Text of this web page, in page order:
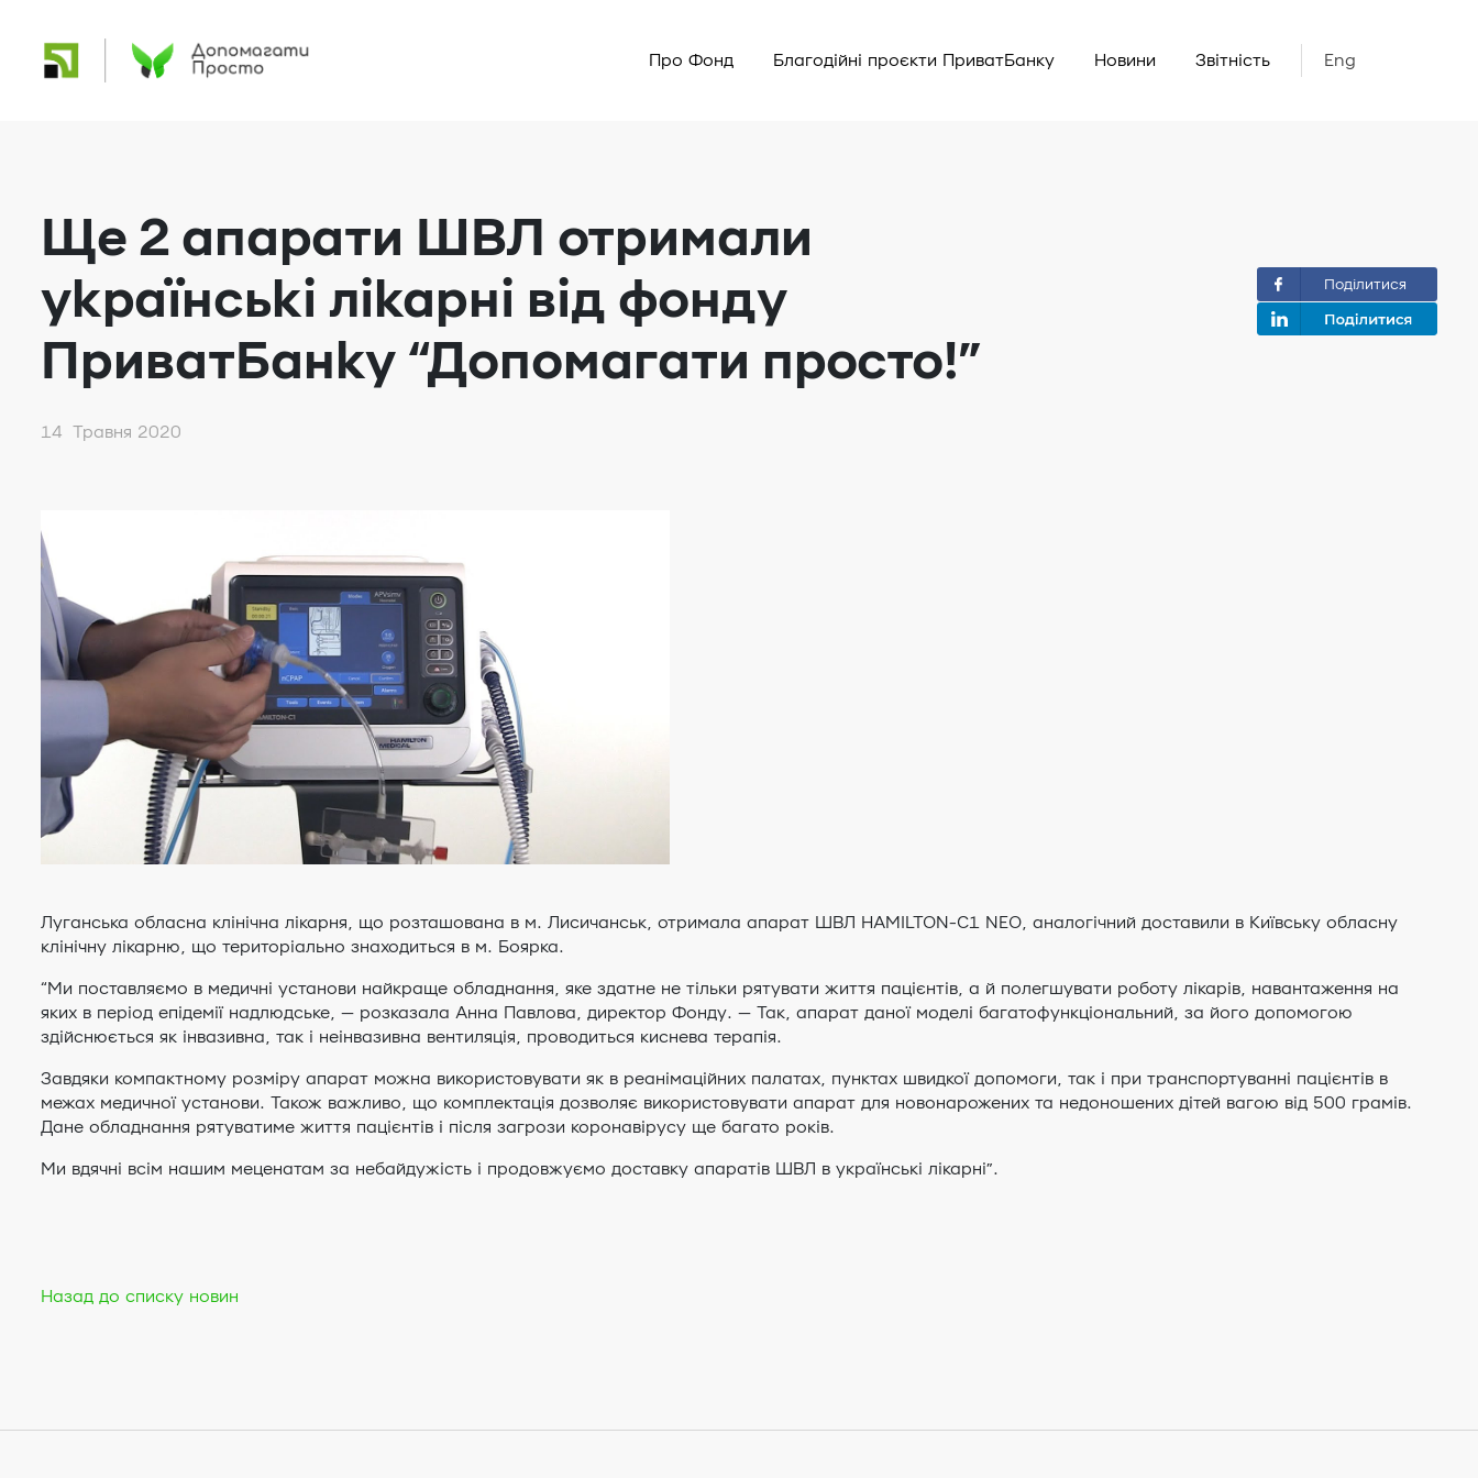
Про Фонд Благодійні проєкти ПриватБанку Новини Звітність Eng
Ще 2 апарати ШВЛ отримали
українські лікарні від фонду
ПриватБанку “Допомагати просто!”
Поділитися
14 Травня 2020
Луганська обласна клінічна лікарня, що розташована в м. Лисичанськ, отримала апарат ШВЛ HAMILTON-C1 NEO, аналогічний доставили в Київську обласну
клінічну лікарню, що територіально знаходиться в м. Боярка.
“Ми поставляємо в медичні установи найкраще обладнання, яке здатне не тільки рятувати життя пацієнтів, а й полегшувати роботу лікарів, навантаження на
яких в період епідемії надлюдське, — розказала Анна Павлова, директор Фонду. — Так, апарат даної моделі багатофункціональний, за його допомогою
здійснюється як інвазивна, так і неінвазивна вентиляція, проводиться киснева терапія.
Завдяки компактному розміру апарат можна використовувати як в реанімаційних палатах, пунктах швидкої допомоги, так і при транспортуванні пацієнтів в
межах медичної установи. Також важливо, що комплектація дозволяє використовувати апарат для новонарожених та недоношених дітей вагою від 500 грамів.
Дане обладнання рятуватиме життя пацієнтів і після загрози коронавірусу ще багато років.
Ми вдячні всім нашим меценатам за небайдужість і продовжуємо доставку апаратів ШВЛ в українські лікарні”.
Назад до списку новин